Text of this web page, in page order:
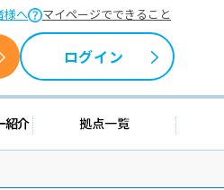
様へ マイページでできること
ログイン
キャリアアドバイザー紹介拠点一覧